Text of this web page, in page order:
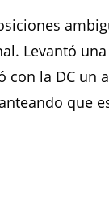
Levantó
la DC un
que